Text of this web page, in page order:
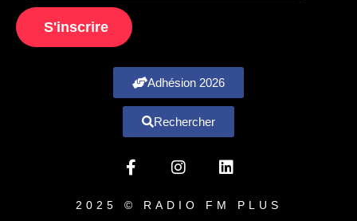
S'inscrire
Adhésion 2026
Rechercher
2025 © RADIO FM PLUS